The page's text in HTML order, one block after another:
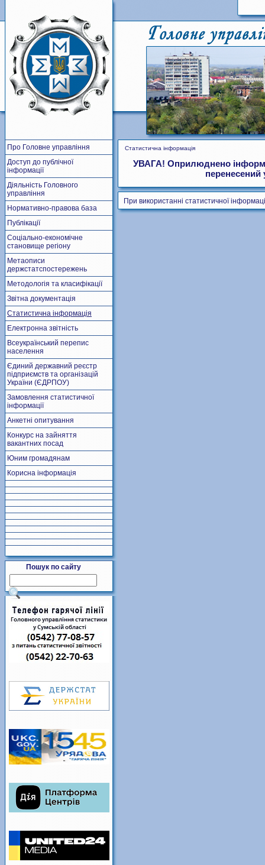
Про Головне управління
Доступ до публічної
інформації
Діяльність Головного
управління
Нормативно-правова база
Публікації
Соціально-економічне
становище регіону
Метаописи
держстатспостережень
Методологія та класифікації
Звітна документація
Статистична інформація
Електронна звітність
Всеукраїнський перепис
населення
Єдиний державний реєстр
підприємств та організацій
України (ЄДРПОУ)
Замовлення статистичної
інформації
Анкетні опитування
Конкурс на зайняття
вакантних посад
Юним громадянам
Корисна інформація
Пошук по сайту
Статистична інформація
УВАГА! Оприлюднено
перенесений
При використанні статистичної